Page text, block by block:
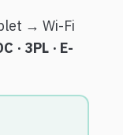
→ Wi-Fi
· 3PL · E-